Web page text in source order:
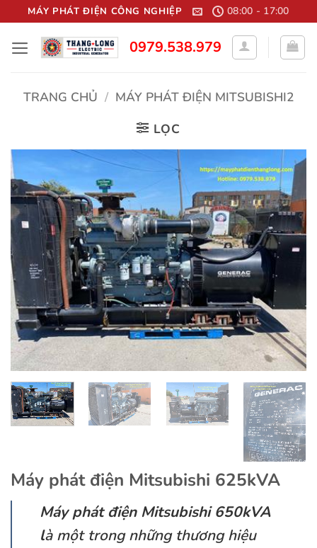
qua
nội
MÁY PHÁT ĐIỆN CÔNG NGHIỆP 08:00 - 17:00
0979.538.979
TRANG CHỦ / MÁY PHÁT ĐIỆN MITSUBISHI2
LỌC
Máy phát điện Mitsubishi 625kVA
Máy phát điện Mitsubishi 650kVA
là một trong những thương hiệu